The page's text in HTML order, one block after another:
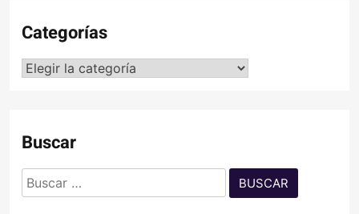
Categorías
Categorías
Buscar
Buscar: